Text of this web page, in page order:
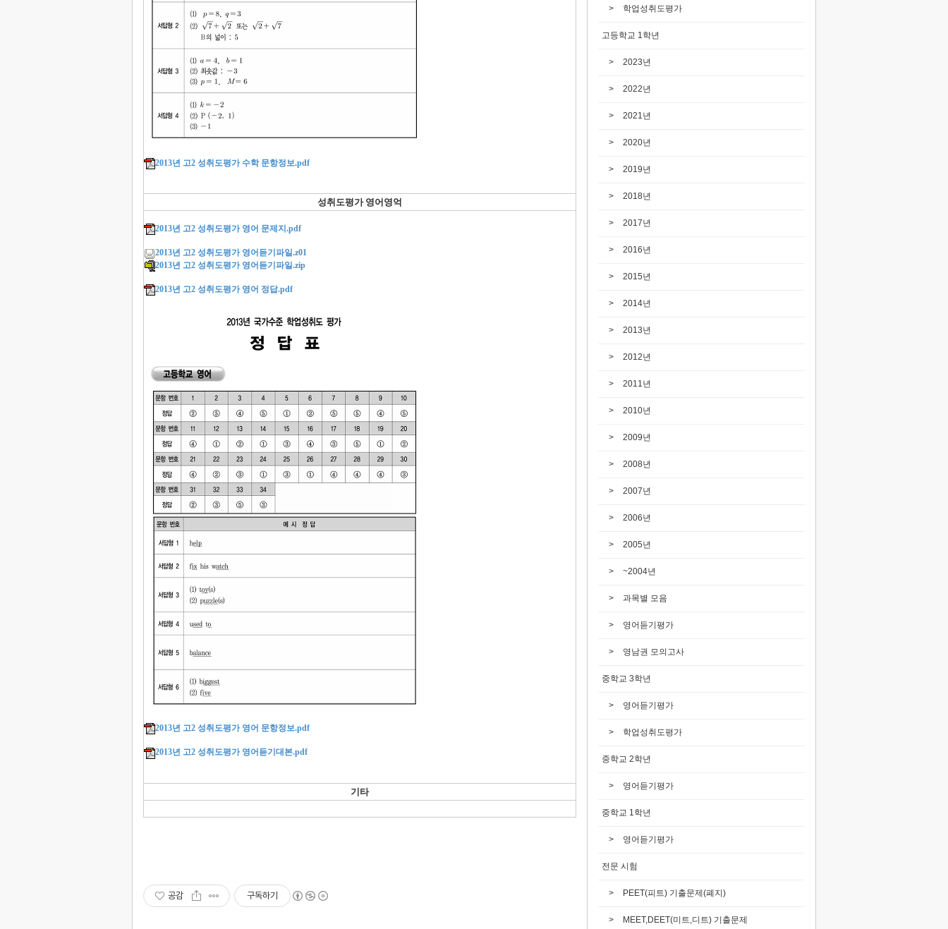
2013년 고2 성취도평가 수학 문항정보.pdf
성취도평가 영어영억
2013년 고2 성취도평가 영어 문제지.pdf
2013년 고2 성취도평가 영어듣기파일.z01
2013년 고2 성취도평가 영어듣기파일.zip
2013년 고2 성취도평가 영어 정답.pdf
2013년 고2 성취도평가 영어 문항정보.pdf
2013년 고2 성취도평가 영어듣기대본.pdf
기타
공감 구독하기
학업성취도평가
고등학교 1학년
2023년
2022년
2021년
2020년
2019년
2018년
2017년
2016년
2015년
2014년
2013년
2012년
2011년
2010년
2009년
2008년
2007년
2006년
2005년
~2004년
과목별 모음
영어듣기평가
영남권 모의고사
중학교 3학년
영어듣기평가
학업성취도평가
중학교 2학년
영어듣기평가
중학교 1학년
영어듣기평가
전문 시험
PEET(피트) 기출문제(폐지)
MEET,DEET(미트,디트) 기출문제